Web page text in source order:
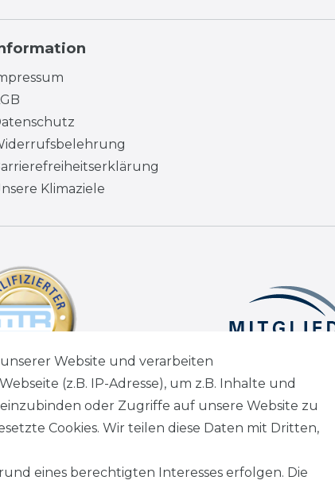
Klimaziele
Website und verarbeiten
(z.B. IP-Adresse), um z.B. Inhalte und
oder Zugriffe auf unsere Website zu
Cookies. Wir teilen diese Daten mit Dritten,
eines berechtigten Interesses erfolgen. Die